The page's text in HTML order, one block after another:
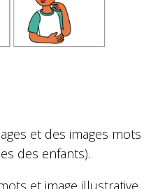
et des images
des enfants).
et image illustrative.